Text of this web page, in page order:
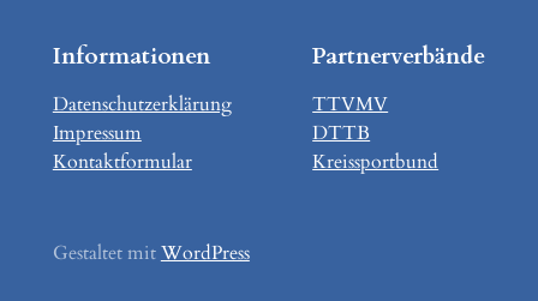
Informationen
Datenschutzerklärung
Impressum
Kontaktformular
Partnerverbände
TTVMV
DTTB
Kreissportbund
Gestaltet mitWordPress